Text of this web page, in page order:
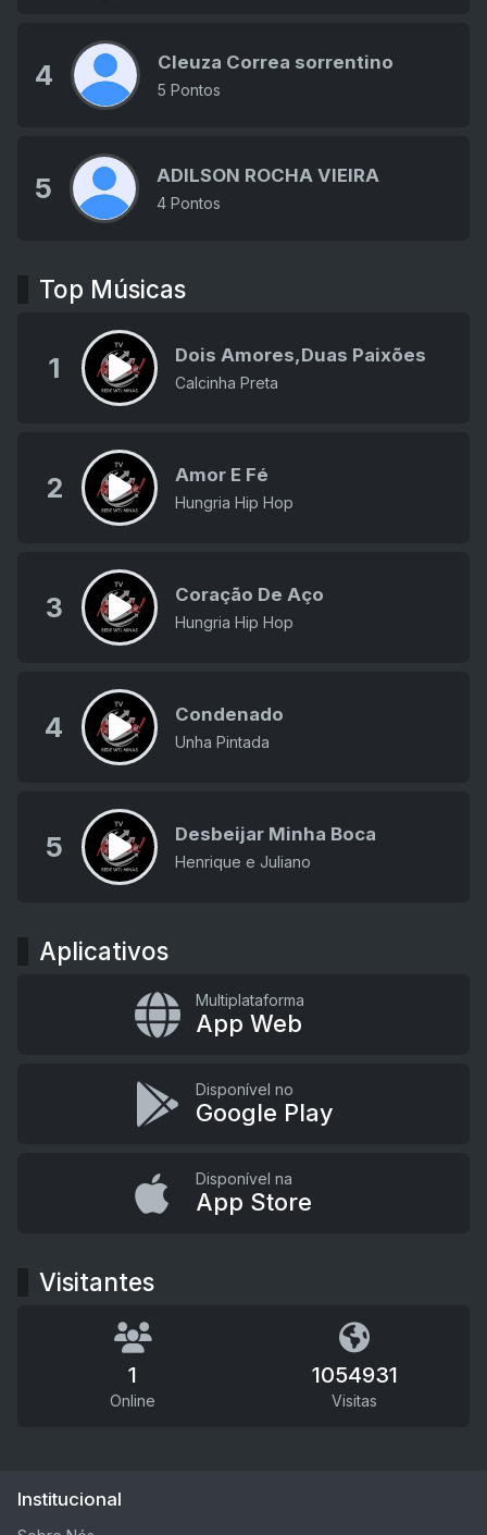
4 Cleuza Correa sorrentino
5 Pontos
5 ADILSON ROCHA VIEIRA
4 Pontos
Top Músicas
1 Dois Amores,Duas Paixões
Calcinha Preta
2 Amor E Fé
Hungria Hip Hop
3 Coração De Aço
Hungria Hip Hop
4 Condenado
Unha Pintada
5 Desbeijar Minha Boca
Henrique e Juliano
Aplicativos
Multiplataforma
App Web
Disponível no
Google Play
Disponível na
App Store
Visitantes
1
Online
1054931
Visitas
Institucional